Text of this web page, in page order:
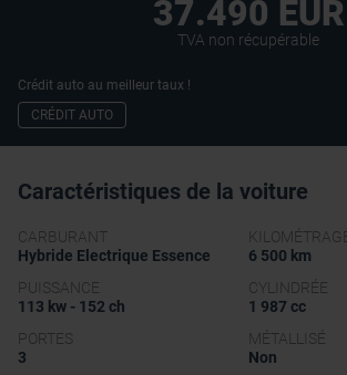
37.490 EUR
TVA non récupérable
Crédit auto au meilleur taux !
CRÉDIT AUTO
Caractéristiques de la voiture
CARBURANT
Hybride Electrique Essence
6 500 km
PUISSANCE
113 kw - 152 ch
CYLINDRÉE
1 987 cc
PORTES
3
MÉTALLISÉ
Non